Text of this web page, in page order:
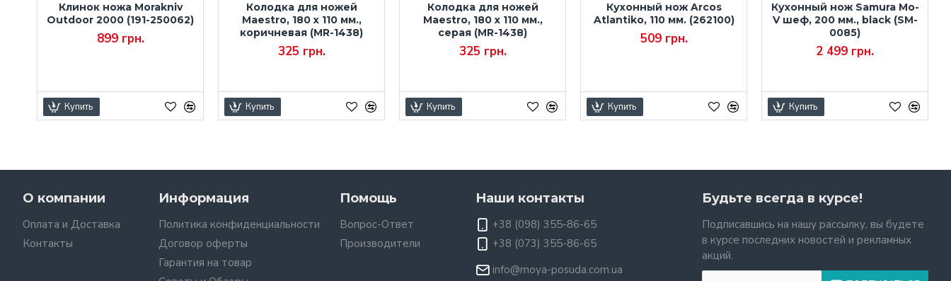
Клинок ножа Morakniv
Outdoor 2000 (191-250062)
899 грн.
Купить
Колодка для ножей
Maestro, 180 x 110 мм.,
коричневая (MR-1438)
325 грн.
Купить
Колодка для ножей
Maestro, 180 x 110 мм.,
серая (MR-1438)
325 грн.
Купить
Кухонный нож Arcos
Atlantiko, 110 мм. (262100)
509 грн.
Купить
Кухонный нож Samura Mo-
V шеф, 200 мм., black (SM-
0085)
2 499 грн.
Купить
О компании
Оплата и Доставка
Контакты
Информация
Политика конфиденциальности
Договор оферты
Гарантия на товар
Помощь
Вопрос-Ответ
Производители
Наши контакты
+38 (098) 355-86-65
+38 (073) 355-86-65
info@moya-posuda.com.ua
Будьте всегда в курсе!
Подписавшись на нашу рассылку, вы будете
в курсе последних новостей и рекламных
акций.